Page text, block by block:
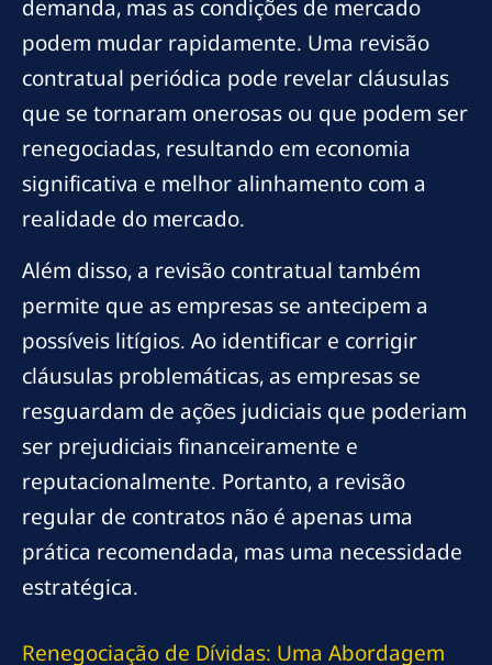
demanda, mas as condições de mercado
podem mudar rapidamente. Uma revisão
contratual periódica pode revelar cláusulas
que se tornaram onerosas ou que podem ser
renegociadas, resultando em economia
significativa e melhor alinhamento com a
realidade do mercado.
Além disso, a revisão contratual também
permite que as empresas se antecipem a
possíveis litígios. Ao identificar e corrigir
cláusulas problemáticas, as empresas se
resguardam de ações judiciais que poderiam
ser prejudiciais financeiramente e
reputacionalmente. Portanto, a revisão
regular de contratos não é apenas uma
prática recomendada, mas uma necessidade
estratégica.
Renegociação de Dívidas: Uma Abordagem